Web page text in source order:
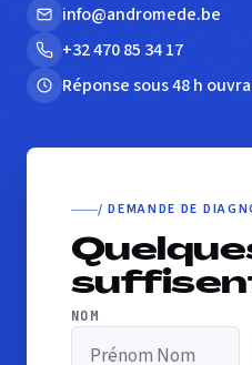
info@andromede.be
+32 470 85 34 17
Réponse sous 48 h
/ DEMANDE DE
NOM